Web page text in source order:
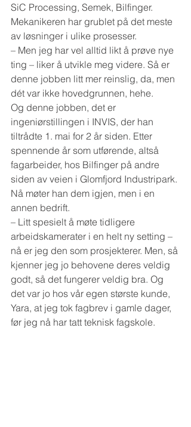
SiC Processing, Semek, Bilfinger.
Mekanikeren har grublet på det meste
av løsninger i ulike prosesser.
– Men jeg har vel alltid likt å prøve nye
ting – liker å utvikle meg videre. Så er
denne jobben litt mer reinslig, da, men
dét var ikke hovedgrunnen, hehe.
Og denne jobben, det er
ingeniørstillingen i INVIS, der han
tiltrådte 1. mai for 2 år siden. Etter
spennende år som utførende, altså
fagarbeider, hos Bilfinger på andre
siden av veien i Glomfjord Industripark.
Nå møter han dem igjen, men i en
annen bedrift.
– Litt spesielt å møte tidligere
arbeidskamerater i en helt ny setting –
nå er jeg den som prosjekterer. Men, så
kjenner jeg jo behovene deres veldig
godt, så det fungerer veldig bra. Og
det var jo hos vår egen største kunde,
Yara, at jeg tok fagbrev i gamle dager,
før jeg nå har tatt teknisk fagskole.